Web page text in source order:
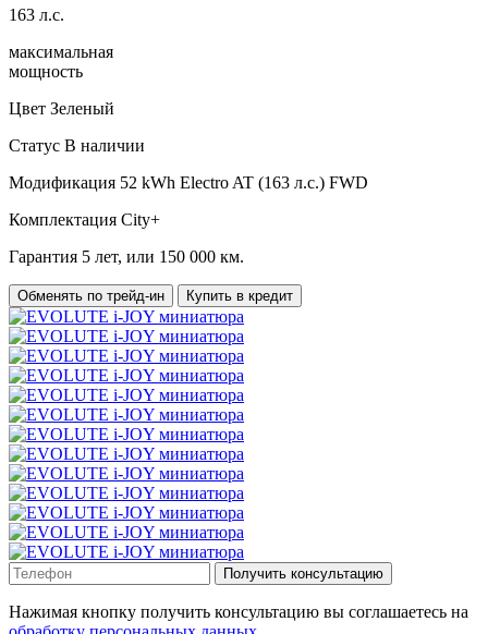
163 л.с.
максимальная
мощность
Цвет Зеленый
Статус В наличии
Модификация 52 kWh Electro AT (163 л.с.) FWD
Комплектация City+
Гарантия 5 лет, или 150 000 км.
Обменять по трейд-ин Купить в кредит
Получить консультацию
Нажимая кнопку получить консультацию вы соглашаетесь на